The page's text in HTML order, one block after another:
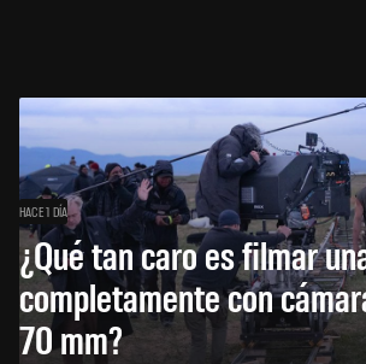
HACE 1 DÍA
¿Qué tan caro es filmar
completamente con
70 mm?